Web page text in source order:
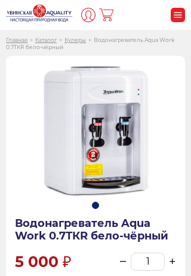
Главная > Каталог > Кулеры > Водонагреватель Aqua Work
0.7ТКR бело-чёрный
Водонагреватель Aqua
Work 0.7ТКR бело-чёрный
5 000 – +